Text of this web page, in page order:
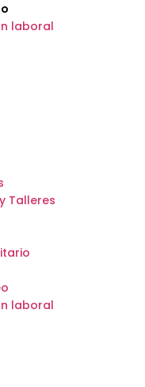
laboral
Talleres
laboral